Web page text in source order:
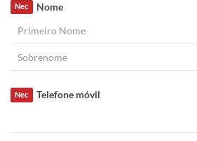
Nome
Nec
Telefone móvil
Nec